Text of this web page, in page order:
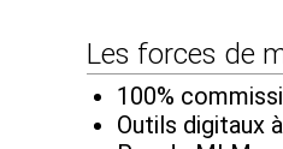
Les forces de
100%
Outils digitaux